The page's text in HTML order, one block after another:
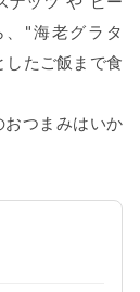
"海老グラタ
たご飯まで食
つまみはいか